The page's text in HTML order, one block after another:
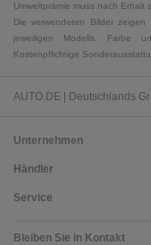
Umweltprämie muss nach Erhalt
Die verwendeten Bilder
jeweiligen Modells. Farbe
Kostenpflichtige
AUTO.DE | Deutschlands
Unternehmen
Händler
Service
Bleiben Sie in Kontakt